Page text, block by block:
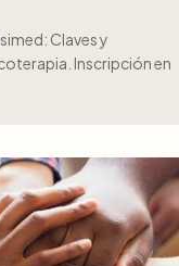
Claves y
Inscripción en